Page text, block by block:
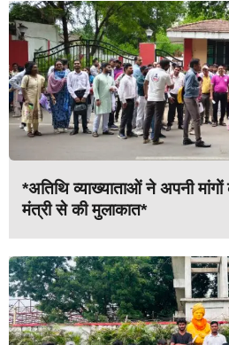
*अतिथि व्याख्याताओं ने अपनी
मंत्री से की मुलाकात*